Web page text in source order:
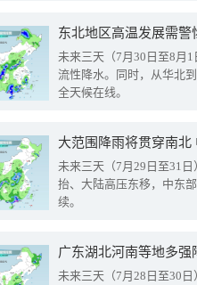
东北地区高温发展需
未来三天（7月30日至8月
流性降水。同时，从华北
全天候在线。
大范围降雨将贯穿南
未来三天（7月29日至31
抬、大陆高压东移，中东
续。
广东湖北河南等地多
未来三天（7月28日至30